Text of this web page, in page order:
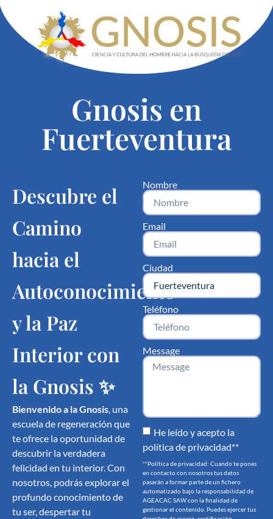
Gnosis en
Fuerteventura
Descubre el
Camino
hacia el
Autoconocimiento
y la Paz
Interior con
la Gnosis ✨
Bienvenido a la Gnosis , una
escuela de regeneración que
te ofrece la oportunidad de
descubrir la verdadera
felicidad en tu interior. Con
nosotros, podrás explorar el
profundo conocimiento de
tu ser, despertar tu
Nombre
Email
Ciudad
Teléfono
Message
He leído y acepto la
política de privacidad**
**Política de privacidad: Cuando te pones
en contacto con nosotros tus datos
pasarán a formar parte de un fichero
automatizado bajo la responsabilidad de
AGEACAC SAW con la finalidad de
gestionar el contenido. Puedes ejercer tus